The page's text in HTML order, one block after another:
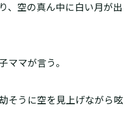
、空の真ん中に白い月が出
マが言う。
そうに空を見上げながら呟